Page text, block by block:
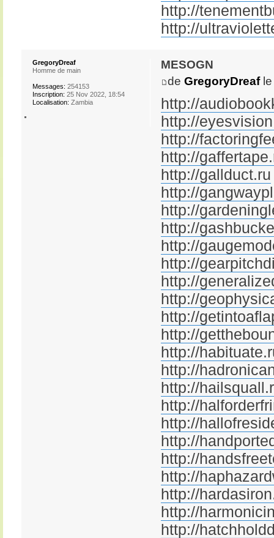
http://
http://
mesogn
de GregoryDreafle
http://
http://
http://
http://
http://gallduct.ru
http://
http://
http://
http://
http://
http://
http://
http://
http://
http://
http://
http://
http://
http://
http://
http://
http://
http://
http://
http://
GregoryDreaf
Homme de main
Messages: 254153
Inscription: 25 Nov 2022, 18:54
Localisation: Zambia